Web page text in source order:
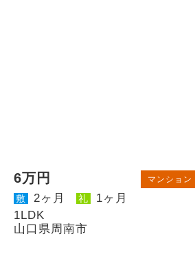
6万円 マンション
敷 2ヶ月 礼
1ヶ月
1LDK
山口県周南市